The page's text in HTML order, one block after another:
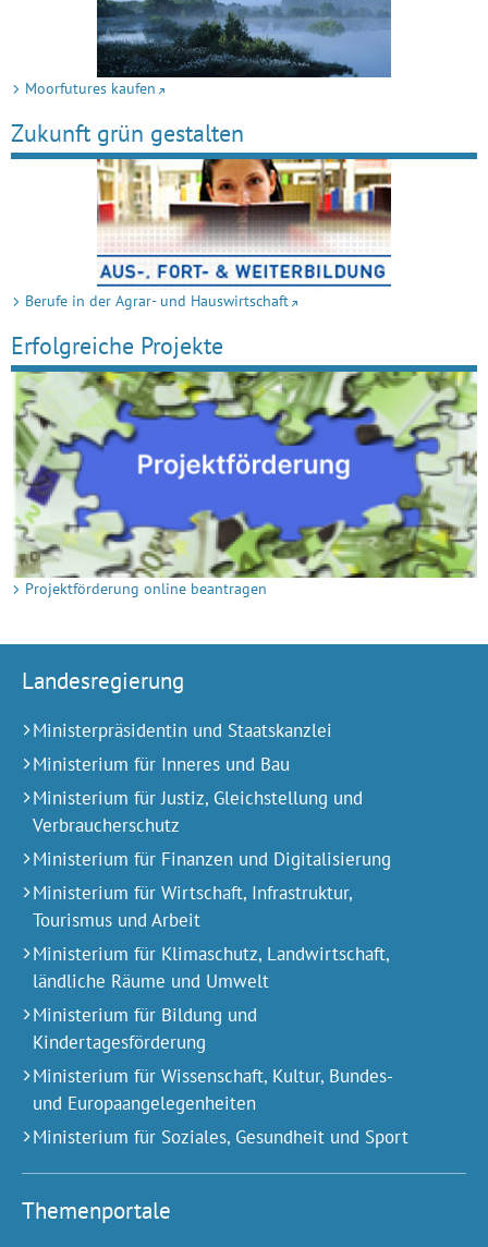
Moorfutures kaufen
Zukunft grün gestalten
Berufe in der Agrar- und Hauswirtschaft
Erfolgreiche Projekte
Projektförderung online beantragen
Landesregierung
Ministerpräsidentin und Staatskanzlei
Ministerium für Inneres und Bau
Ministerium für Justiz, Gleichstellung und
Verbraucherschutz
Ministerium für Finanzen und Digitalisierung
Ministerium für Wirtschaft, Infrastruktur,
Tourismus und Arbeit
Ministerium für Klimaschutz, Landwirtschaft,
ländliche Räume und Umwelt
Ministerium für Bildung und
Kindertagesförderung
Ministerium für Wissenschaft, Kultur, Bundes-
und Europa­angelegen­heiten
Ministerium für Soziales, Gesundheit und Sport
Themenportale